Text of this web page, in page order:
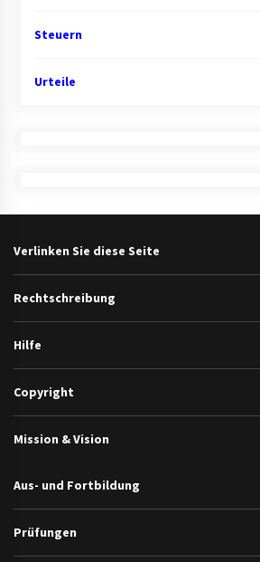
Steuern
Urteile
Verlinken Sie diese Seite
Rechtschreibung
Hilfe
Copyright
Mission & Vision
Aus- und Fortbildung
Prüfungen